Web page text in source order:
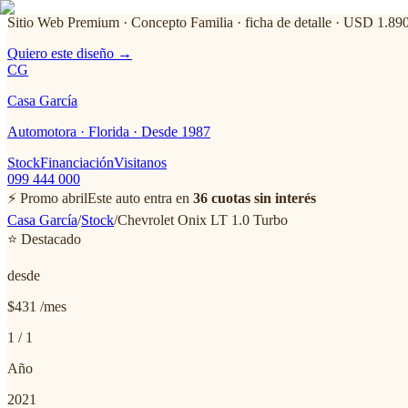
Sitio Web Premium · Concepto Familia · ficha de detalle · USD
Quiero este diseño →
CG
Casa García
Automotora · Florida · Desde 1987
StockFinanciaciónVisitanos
099 444 000
⚡ Promo abrilEste auto entra en 36 cuotas sin interés
Casa García/Stock/Chevrolet Onix LT 1.0 Turbo
⭐ Destacado
desde
$431 /mes
1 / 1
Año
2021